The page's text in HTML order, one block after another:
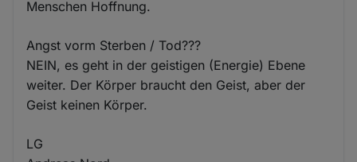
Menschen Hoffnung.
Angst vorm Sterben / Tod???
NEIN, es geht in der geistigen (Energie) Ebene
weiter. Der Körper braucht den Geist, aber der
Geist keinen Körper.
LG